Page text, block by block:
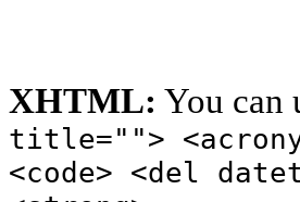
XHTML: You can
title="">
<code> <del